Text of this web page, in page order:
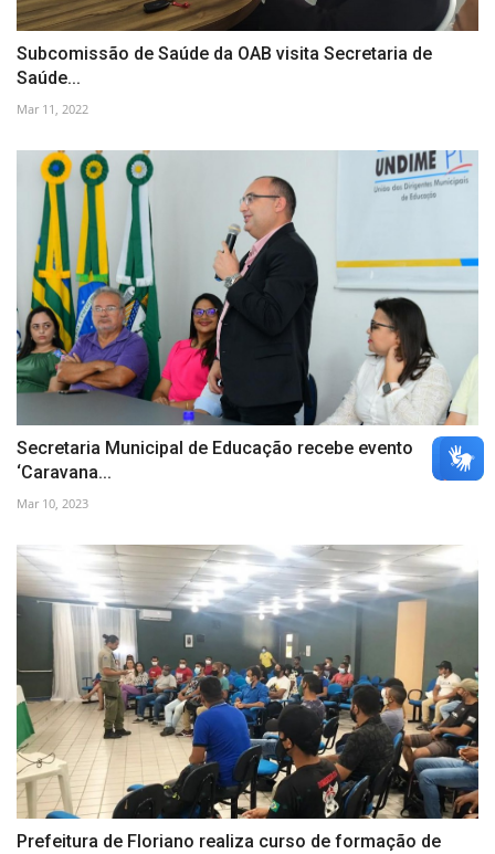
Subcomissão de Saúde da OAB visita Secretaria de
Saúde...
Mar 11, 2022
Secretaria Municipal de Educação recebe evento
‘Caravana...
Mar 10, 2023
Prefeitura de Floriano realiza curso de formação de